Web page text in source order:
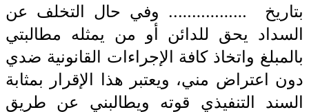
بتاريخ …………….. وفي حال التخلف عن
السداد يحق للدائن أو من يمثله مطالبتي
بالمبلغ واتخاذ كافة الإجراءات القانونية ضدي
دون اعتراض مني، ويعتبر هذا الإقرار بمثابة
السند التنفيذي قوته ويطالبني عن طريق